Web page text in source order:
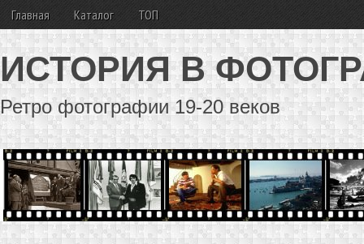
Главная Каталог ТОП
ИСТОРИЯ В
Ретро фотографии 19-20 веков